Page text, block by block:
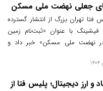
جعلی نهضت ملی مسکن
فتا تهران بزرگ از انتشار گسترده
فیشینگ با عنوان «ثبت‌نام زمین
نهضت ملی مسکن» خبر داد و
هدایت می‌کنند که می‌تواند
و ارز دیجیتال؛ پلیس فتا از